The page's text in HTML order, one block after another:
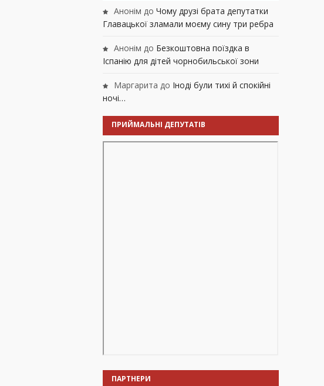
Анонім до Чому друзі брата депутатки
Главацької зламали моєму сину три ребра
Анонім до Безкоштовна поїздка в
Іспанію для дітей чорнобильської зони
Маргарита до Іноді були тихі й спокійні
ночі…
ПРИЙМАЛЬНІ ДЕПУТАТІВ
ПАРТНЕРИ